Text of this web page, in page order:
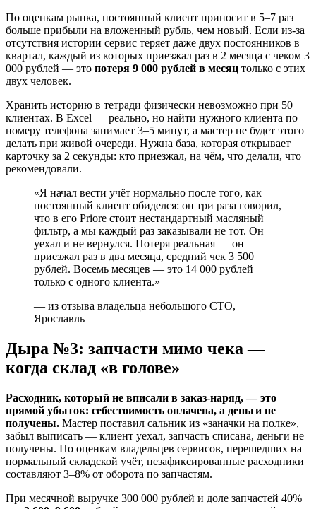
По оценкам рынка, постоянный клиент приносит в 5–7 раз
больше прибыли на вложенный рубль, чем новый. Если из-за
отсутствия истории сервис теряет даже двух постоянников в
квартал, каждый из которых приезжал раз в 2 месяца с чеком 3
000 рублей — это потеря 9 000 рублей в месяц только с этих
двух человек.
Хранить историю в тетради физически невозможно при 50+
клиентах. В Excel — реально, но найти нужного клиента по
номеру телефона занимает 3–5 минут, а мастер не будет этого
делать при живой очереди. Нужна база, которая открывает
карточку за 2 секунды: кто приезжал, на чём, что делали, что
рекомендовали.
«Я начал вести учёт нормально после того, как
постоянный клиент обиделся: он три раза говорил,
что в его Priore стоит нестандартный масляный
фильтр, а мы каждый раз заказывали не тот. Он
уехал и не вернулся. Потеря реальная — он
приезжал раз в два месяца, средний чек 3 500
рублей. Восемь месяцев — это 14 000 рублей
только с одного клиента.»
— из отзыва владельца небольшого СТО,
Ярославль
Дыра №3: запчасти мимо чека —
когда склад «в голове»
Расходник, который не вписали в заказ-наряд, — это
прямой убыток: себестоимость оплачена, а деньги не
получены. Мастер поставил сальник из «заначки на полке»,
забыл выписать — клиент уехал, запчасть списана, деньги не
получены. По оценкам владельцев сервисов, перешедших на
нормальный складской учёт, незафиксированные расходники
составляют 3–8% от оборота по запчастям.
При месячной выручке 300 000 рублей и доле запчастей 40%